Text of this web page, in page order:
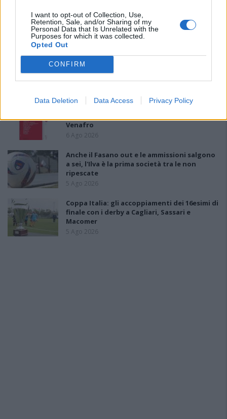
I want to opt-out of Collection, Use,
Retention, Sale, and/or Sharing of my
Personal Data that Is Unrelated with the
Purposes for which it was collected.
Opted Out
CONFIRM
Data Deletion Data Access Privacy Policy
Il Selargius rinforza il centrocampo con
Manuel Rinino e Samuele Vacca
6 Ago 2026
Il Buddusò in mani sicure con Mario Fadda, il
Monte Alma riparte da Ivano Falchi
Le 5 sarde ancora nel girone G con 8 squadre
Venafro
6 Ago 2026
Anche il Fasano out e le ammissioni salgono
a sei, l'Ilva è la prima società tra le non
ripescate
5 Ago 2026
Coppa Italia: gli accoppiamenti dei 16esimi di
finale con i derby a Cagliari, Sassari e
Macomer
5 Ago 2026